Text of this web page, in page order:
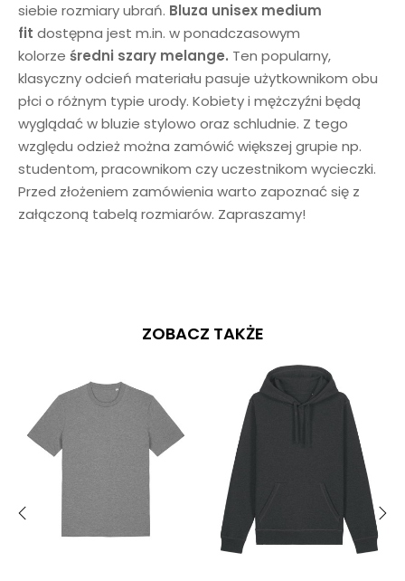
siebie rozmiary ubrań. Bluza unisex medium
fit dostępna jest m.in. w ponadczasowym
kolorze średni szary melange. Ten popularny,
klasyczny odcień materiału pasuje użytkownikom obu
płci o różnym typie urody. Kobiety i mężczyźni będą
wyglądać w bluzie stylowo oraz schludnie. Z tego
względu odzież można zamówić większej grupie np.
studentom, pracownikom czy uczestnikom wycieczki.
Przed złożeniem zamówienia warto zapoznać się z
załączoną tabelą rozmiarów. Zapraszamy!
ZOBACZ TAKŻE